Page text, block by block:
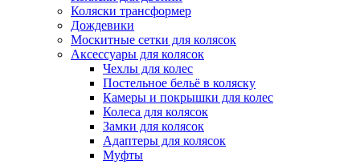
Коляски трансформер
Дождевики
Москитные сетки для колясок
Аксессуары для колясок
Чехлы для колес
Постельное бельё в коляску
Камеры и покрышки для колес
Колеса для колясок
Замки для колясок
Адаптеры для колясок
Муфты